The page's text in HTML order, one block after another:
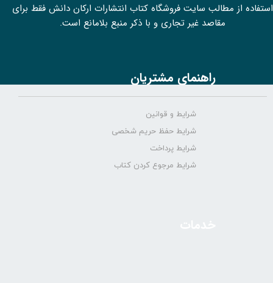
استفاده از مطالب سايت فروشگاه کتاب انتشارات ارکان دانش فقط برای
مقاصد غیر تجاری و با ذکر منبع بلامانع است.
راهنمای مشتریان
شرایط و قوانین
شرایط حفظ حریم شخصی
شرایط پرداخت
شرایط مرجوع کردن کتاب